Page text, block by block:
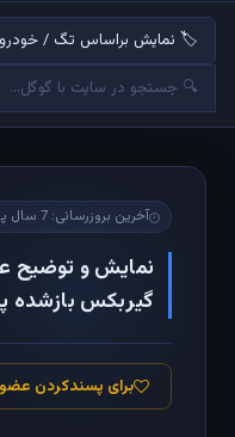
آخرین بروزرسانی: 7 سال پیش
نمایش و توضیح
گیربکس بازشده
برای پسندکردن